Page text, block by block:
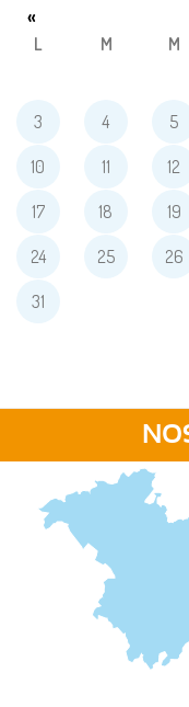
«
L M M
3 4 5
10 11 12
17 18 19
24 25 26
31